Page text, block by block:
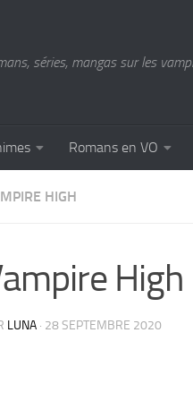
séries, mangas sur les
Romans en VO
HIGH
High
LUNA · 28 SEPTEMBRE 2020